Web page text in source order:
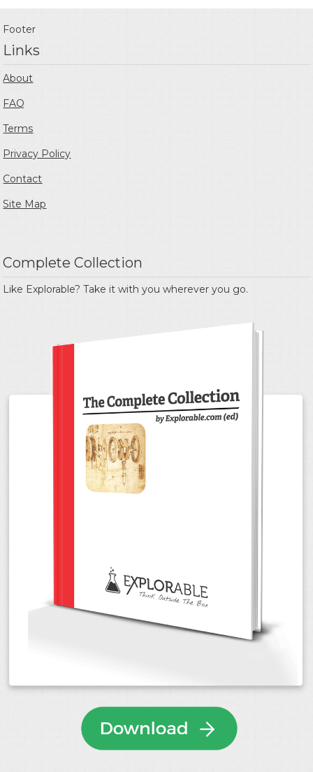
Footer
Links
About
FAQ
Terms
Privacy Policy
Contact
Site Map
Complete Collection
Like Explorable? Take it with you wherever you go.